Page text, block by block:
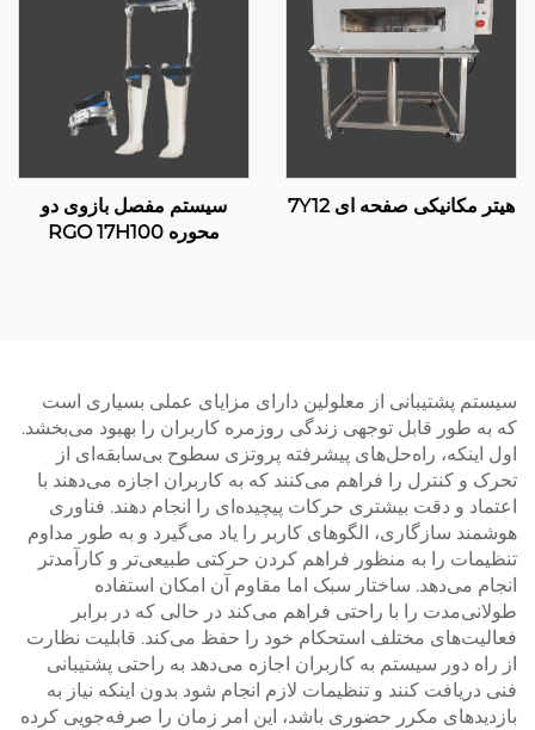
هیتر مکانیکی صفحه ای 7Y12
سیستم مفصل بازوی دو
محوره RGO 17H100
سیستم پشتیبانی از معلولین دارای مزایای عملی بسیاری است
که به طور قابل توجهی زندگی روزمره کاربران را بهبود می‌بخشد.
اول اینکه، راه‌حل‌های پیشرفته پروتزی سطوح بی‌سابقه‌ای از
تحرک و کنترل را فراهم می‌کنند که به کاربران اجازه می‌دهند با
اعتماد و دقت بیشتری حرکات پیچیده‌ای را انجام دهند. فناوری
هوشمند سازگاری، الگوهای کاربر را یاد می‌گیرد و به طور مداوم
تنظیمات را به منظور فراهم کردن حرکتی طبیعی‌تر و کارآمدتر
انجام می‌دهد. ساختار سبک اما مقاوم آن امکان استفاده
طولانی‌مدت را با راحتی فراهم می‌کند در حالی که در برابر
فعالیت‌های مختلف استحکام خود را حفظ می‌کند. قابلیت نظارت
از راه دور سیستم به کاربران اجازه می‌دهد به راحتی پشتیبانی
فنی دریافت کنند و تنظیمات لازم انجام شود بدون اینکه نیاز به
بازدیدهای مکرر حضوری باشد، این امر زمان را صرفه‌جویی کرده